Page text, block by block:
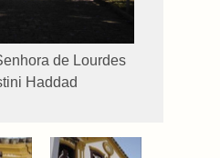
de Lourdes
Haddad